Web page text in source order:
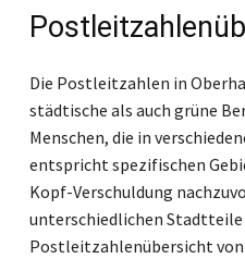
Die Postleitzahlen in
städtische als auch grüne
Menschen, die in
entspricht spezifischen
Kopf-Verschuldung
unterschiedlichen Stadtteile
Postleitzahlenübersicht